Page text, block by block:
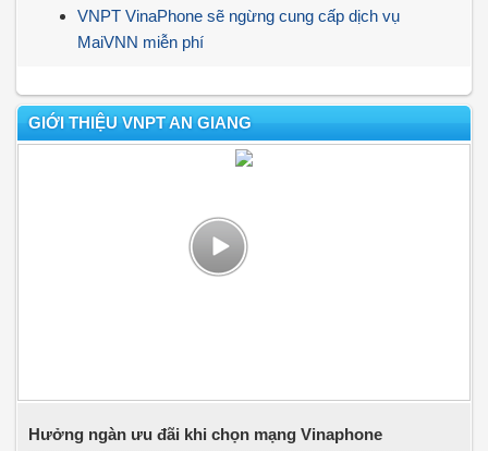
VNPT VinaPhone sẽ ngừng cung cấp dịch vụ
MaiVNN miễn phí
GIỚI THIỆU VNPT AN GIANG
Hưởng ngàn ưu đãi khi chọn mạng Vinaphone